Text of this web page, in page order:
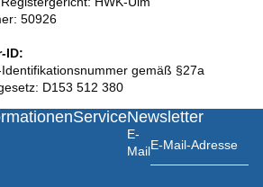
50926
ID:
gemäß §27a
D153 512 380
ServiceNewsletter
E-
Mail